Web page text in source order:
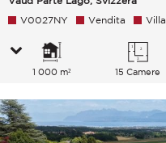
V0027NY Vendita Villa
1 000 m² 15 Camere